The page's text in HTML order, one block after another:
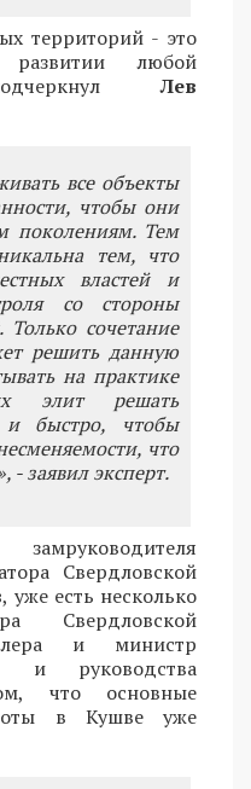
территорий - это
любой
Лев
все объекты
чтобы они
поколениям. Тем
тем, что
властей и
со стороны
Только сочетание
решить данную
на практике
элит решать
и быстро, чтобы
что
- заявил эксперт.
Свердловской
, уже есть несколько
Свердловской
и министр
и руководства
что основные
в Кушве уже